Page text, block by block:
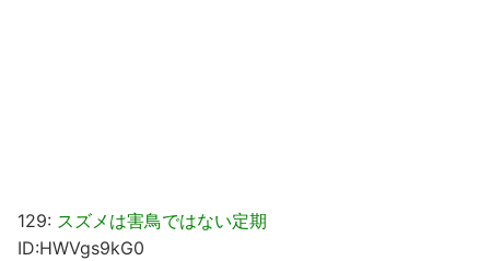
129: スズメは害鳥ではない定期
ID:HWVgs9kG0